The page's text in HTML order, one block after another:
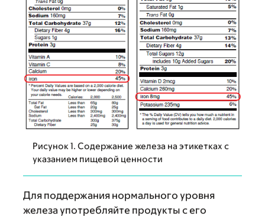
Рисунок 1. Содержание железа на этикетках с
указанием пищевой ценности
Для поддержания нормального уровня
железа употребляйте продукты с его